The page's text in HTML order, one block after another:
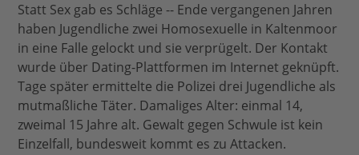
Statt Sex gab es Schläge -- Ende vergangenen Jahren
haben Jugendliche zwei Homosexuelle in Kaltenmoor
in eine Falle gelockt und sie verprügelt. Der Kontakt
wurde über Dating-Plattformen im Internet geknüpft.
Tage später ermittelte die Polizei drei Jugendliche als
mutmaßliche Täter. Damaliges Alter: einmal 14,
zweimal 15 Jahre alt. Gewalt gegen Schwule ist kein
Einzelfall, bundesweit kommt es zu Attacken.